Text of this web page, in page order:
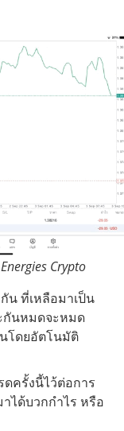
Crypto
น ที่เหลือมาเป็น
กันหมดจะหมด
โดยอัตโนมัติ
ดครั้งนี้ไว้ต่อการ
ได้บวกกำไร หรือ